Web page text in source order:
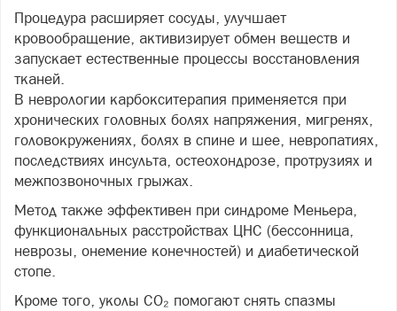
Процедура расширяет сосуды, улучшает
кровообращение, активизирует обмен веществ и
запускает естественные процессы восстановления
тканей.
В неврологии карбокситерапия применяется при
хронических головных болях напряжения, мигренях,
головокружениях, болях в спине и шее, невропатиях,
последствиях инсульта, остеохондрозе, протрузиях и
межпозвоночных грыжах.
Метод также эффективен при синдроме Меньера,
функциональных расстройствах ЦНС (бессонница,
неврозы, онемение конечностей) и диабетической
стопе.
Кроме того, уколы CO₂ помогают снять спазмы